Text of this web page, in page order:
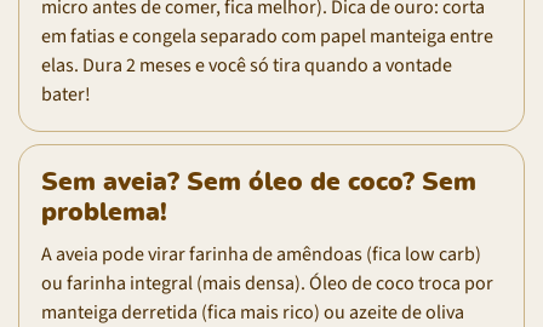
micro antes de comer, fica melhor). Dica de ouro: corta
em fatias e congela separado com papel manteiga entre
elas. Dura 2 meses e você só tira quando a vontade
bater!
Sem aveia? Sem óleo de coco? Sem
problema!
A aveia pode virar farinha de amêndoas (fica low carb)
ou farinha integral (mais densa). Óleo de coco troca por
manteiga derretida (fica mais rico) ou azeite de oliva